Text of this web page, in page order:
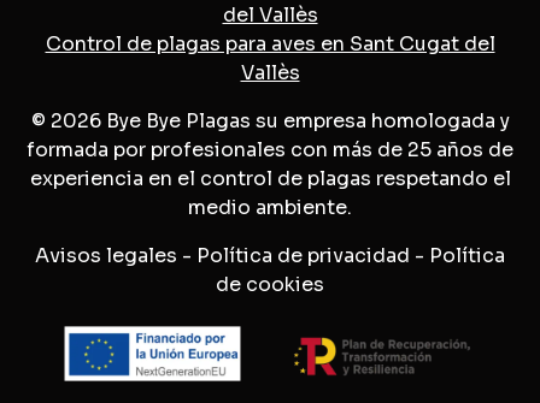
del Vallès
Control de plagas para aves en Sant Cugat del
Vallès
© 2026 Bye Bye Plagas su empresa homologada y
formada por profesionales con más de 25 años de
experiencia en el control de plagas respetando el
medio ambiente.
Avisos legales - Política de privacidad - Política
de cookies